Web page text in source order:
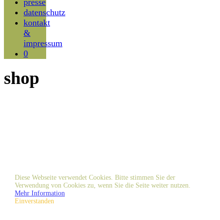
presse
datenschutz
kontakt
&
impressum
0
shop
Diese Webseite verwendet Cookies. Bitte stimmen Sie der
Verwendung von Cookies zu, wenn Sie die Seite weiter nutzen.
Mehr Information
Einverstanden